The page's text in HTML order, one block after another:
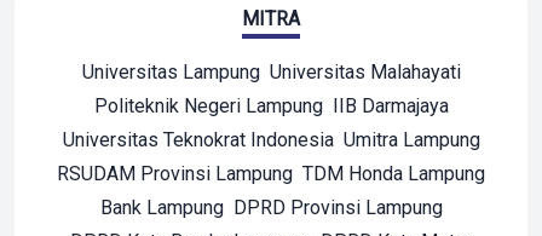
MITRA
Universitas Lampung Universitas Malahayati
Politeknik Negeri Lampung IIB Darmajaya
Universitas Teknokrat Indonesia Umitra Lampung
RSUDAM Provinsi Lampung TDM Honda Lampung
Bank Lampung DPRD Provinsi Lampung